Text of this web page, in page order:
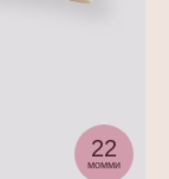
22
момми